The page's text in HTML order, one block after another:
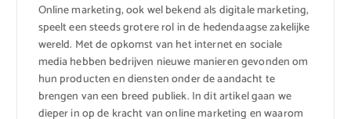
Online marketing, ook wel bekend als digitale marketing,
speelt een steeds grotere rol in de hedendaagse zakelijke
wereld. Met de opkomst van het internet en sociale
media hebben bedrijven nieuwe manieren gevonden om
hun producten en diensten onder de aandacht te
brengen van een breed publiek. In dit artikel gaan we
dieper in op de kracht van online marketing en waarom